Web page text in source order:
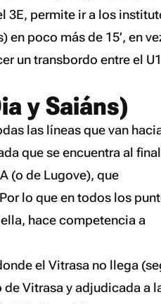
3E, permite ir a los
poco más de 15’, en
un transbordo entre el
y Saiáns)
las líneas que van
que se encuentra al
(o de Lugove), que
lo que en todos los
hace competencia a
el Vitrasa no llega
Vitrasa y adjudicada a